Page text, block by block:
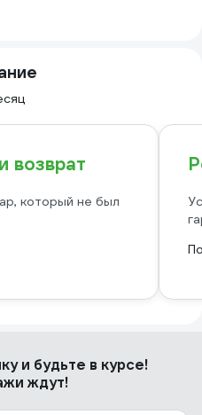
возврат
который не был
и будьте в курсе!
ждут!